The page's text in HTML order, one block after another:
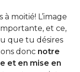
à moitié! L’image
et ce,
que tu désires
donc notre
et en mise en